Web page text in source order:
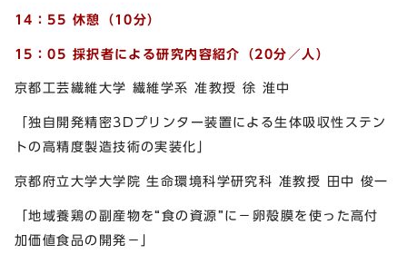
14：55 休憩（10分）
15：05 採択者による研究内容紹介（20分／人）
京都工芸繊維大学 繊維学系 准教授 徐 淮中
「独自開発精密3Dプリンター装置による生体吸収性ステン
トの高精度製造技術の実装化」
京都府立大学大学院 生命環境科学研究科 准教授 田中 俊一
「地域養鶏の副産物を“食の資源”に－卵殻膜を使った高付
加価値食品の開発－」